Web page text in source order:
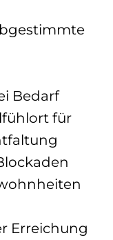
Bedarf
für
Erreichung